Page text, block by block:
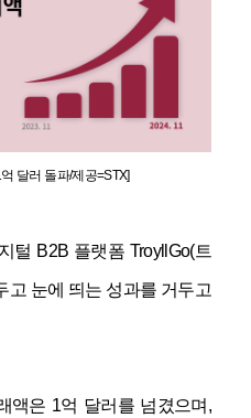
억 달러 돌파/제공=STX]
털 B2B 플랫폼 TroyllGo(트
고 눈에 띄는 성과를 거두고
액은 1억 달러를 넘겼으며 ,